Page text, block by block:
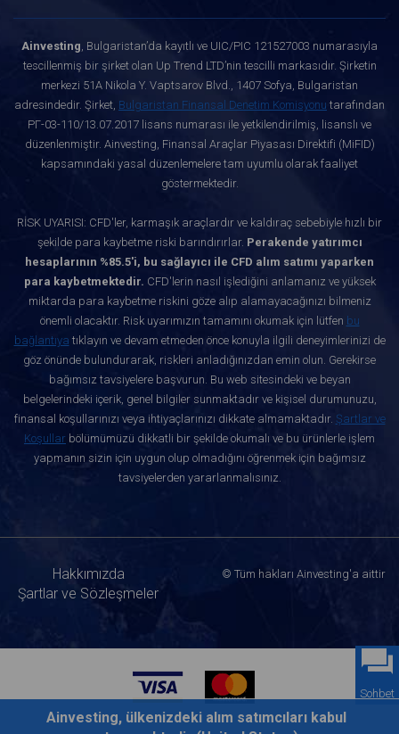
Ainvesting, Bulgaristan’da kayıtlı ve UIC/PIC 121527003 numarasıyla
tescillenmiş bir şirket olan Up Trend LTD’nin tescilli markasıdır. Şirketin
merkezi 51A Nikola Y. Vaptsarov Blvd., 1407 Sofya, Bulgaristan
adresindedir. Şirket, Bulgaristan Finansal Denetim Komisyonu tarafından
РГ-03-110/13.07.2017 lisans numarası ile yetkilendirilmiş, lisanslı ve
düzenlenmiştir. Ainvesting, Finansal Araçlar Piyasası Direktifi (MiFID)
kapsamındaki yasal düzenlemelere tam uyumlu olarak faaliyet
göstermektedir.
RİSK UYARISI: CFD'ler, karmaşık araçlardır ve kaldıraç sebebiyle hızlı bir
şekilde para kaybetme riski barındırırlar. Perakende yatırımcı
hesaplarının %85.5'i, bu sağlayıcı ile CFD alım satımı yaparken
para kaybetmektedir. CFD'lerin nasıl işlediğini anlamanız ve yüksek
miktarda para kaybetme riskini göze alıp alamayacağınızı bilmeniz
önemli olacaktır. Risk uyarımızın tamamını okumak için lütfen bu
bağlantıya tıklayın ve devam etmeden önce konuyla ilgili deneyimlerinizi de
göz önünde bulundurarak, riskleri anladığınızdan emin olun. Gerekirse
bağımsız tavsiyelere başvurun. Bu web sitesindeki ve beyan
belgelerindeki içerik, genel bilgiler sunmaktadır ve kişisel durumunuzu,
finansal koşullarınızı veya ihtiyaçlarınızı dikkate almamaktadır. Şartlar ve
Koşullar bölümümüzü dikkatli bir şekilde okumalı ve bu ürünlerle işlem
yapmanın sizin için uygun olup olmadığını öğrenmek için bağımsız
tavsiyelerden yararlanmalısınız.
Hakkımızda
Şartlar ve Sözleşmeler
© Tüm hakları Ainvesting'a aittir
Sohbet
Ainvesting, ülkenizdeki alım satımcıları kabul